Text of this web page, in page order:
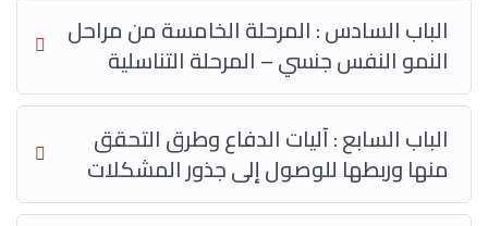
الباب السادس : المرحلة الخامسة من مراحل
النمو النفس جنسي – المرحلة التناسلية
الباب السابع : آليات الدفاع وطرق التحقق
منها وربطها للوصول إلى جذور المشكلات